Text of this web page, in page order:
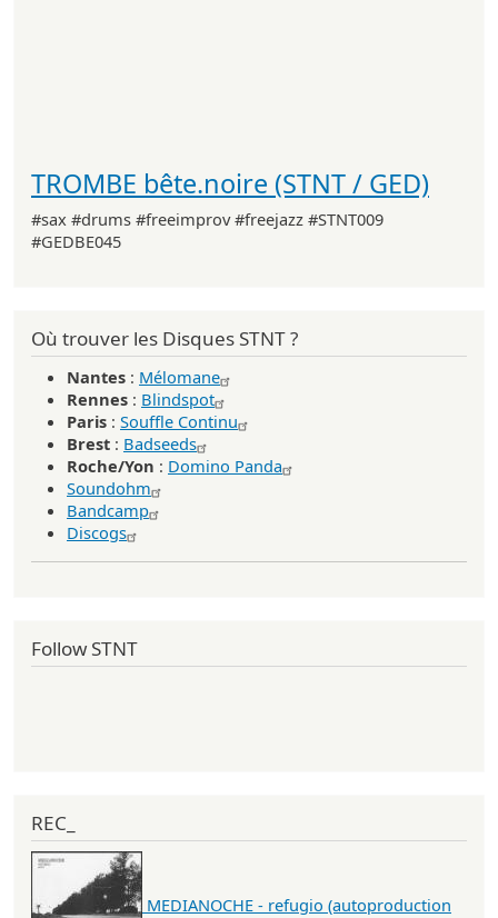
TROMBE bête.noire (STNT / GED)
#sax #drums #freeimprov #freejazz #STNT009
#GEDBE045
Où trouver les Disques STNT ?
Nantes : Mélomane
Rennes : Blindspot
Paris : Souffle Continu
Brest : Badseeds
Roche/Yon : Domino Panda
Soundohm
Bandcamp
Discogs
Follow STNT
REC_
MEDIANOCHE - refugio (autoproduction